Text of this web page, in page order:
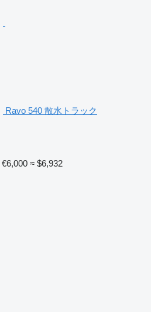
Ravo 540 散水トラック
€6,000 ≈ $6,932